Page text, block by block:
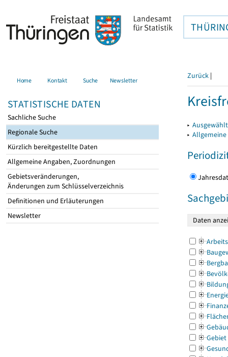
Home Kontakt Suche Newsletter
STATISTISCHE DATEN
Sachliche Suche
Regionale Suche
Kürzlich bereitgestellte Daten
Allgemeine Angaben, Zuordnungen
Gebietsveränderungen,
Änderungen zum Schlüsselverzeichnis
Definitionen und Erläuterungen
Newsletter
Zurück |
▸
▸
Gebiet